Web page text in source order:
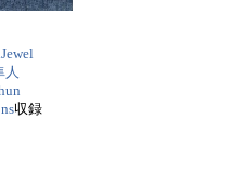
人
収録